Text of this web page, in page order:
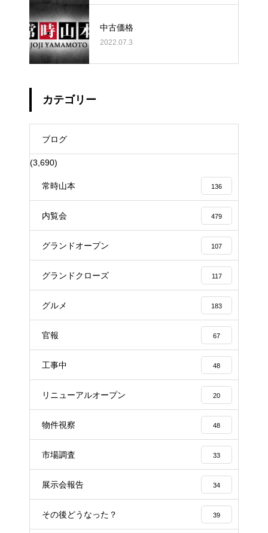
中古価格
2022.07.3
カテゴリー
ブログ
(3,690)
常時山本 136
内覧会 479
グランドオープン 107
グランドクローズ 117
グルメ 183
官報 67
工事中 48
リニューアルオープン 20
物件視察 48
市場調査 33
展示会報告 34
その後どうなった？ 39